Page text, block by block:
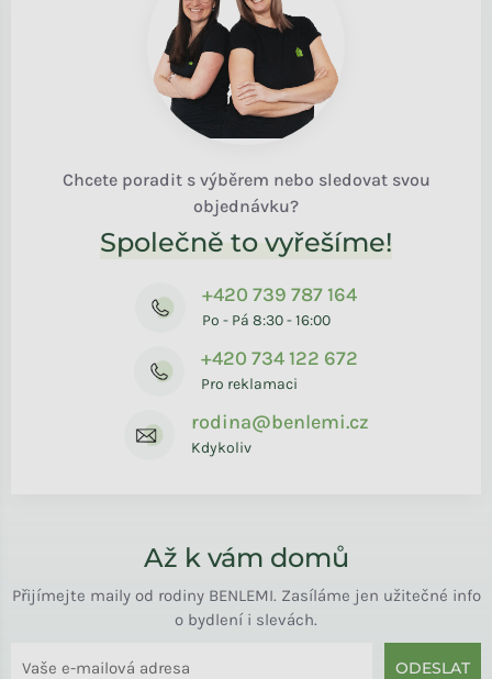
Chcete poradit s výběrem nebo sledovat svou
objednávku?
Společně to vyřešíme!
+420 739 787 164
Po - Pá 8:30 - 16:00
+420 734 122 672
Pro reklamaci
rodina@benlemi.cz
Kdykoliv
Až k vám domů
Přijímejte maily od rodiny BENLEMI. Zasíláme jen užitečné info
o bydlení i slevách.
ODESLAT